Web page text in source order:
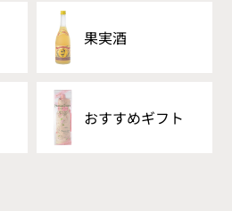
果実酒
おすすめギフト